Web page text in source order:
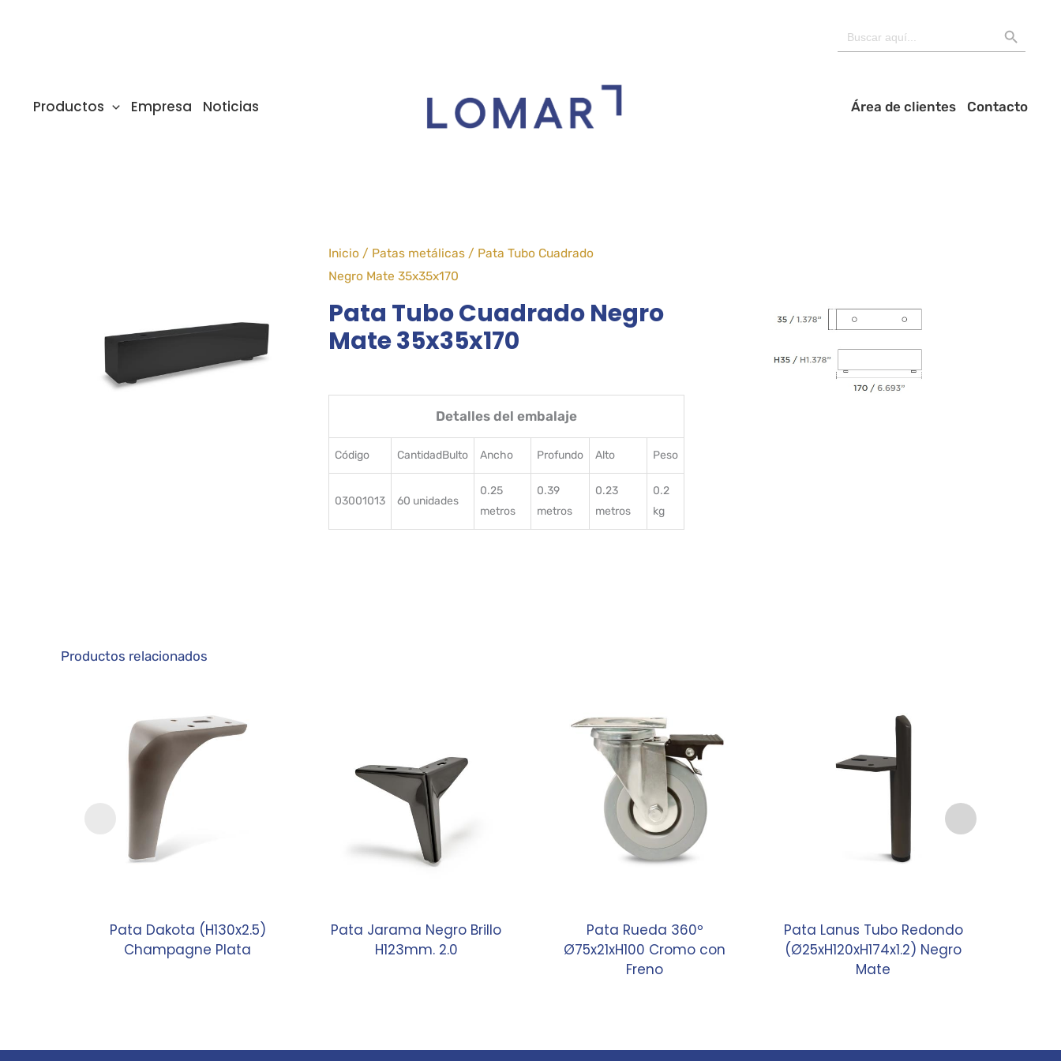
Productos Empresa Noticias Área de clientes Contacto
Inicio/ Patas metálicas/ Pata Tubo Cuadrado
Negro Mate 35x35x170
Pata Tubo Cuadrado Negro
Mate 35x35x170
Detalles del embalaje
Código CantidadBulto Ancho Profundo Alto Peso
03001013 60 unidades
0.25
metros
0.39
metros
0.23
metros
0.2
kg
Productos relacionados
Pata Dakota (H130x2.5)
Champagne Plata
Pata Jarama Negro Brillo
H123mm. 2.0
Pata Rueda 360º
Ø75x21xH100 Cromo con
Freno
Pata Lanus Tubo Redondo
(Ø25xH120xH174x1.2) Negro
Mate